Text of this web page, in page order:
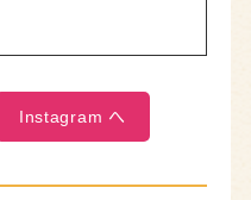
Instagram へ